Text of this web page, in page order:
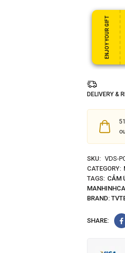
ENJOY YOUR GIFT
DELIVERY &
51
SKU: VDS-
CATEGORY:
TAGS: CẢM
BRAND:
SHARE: